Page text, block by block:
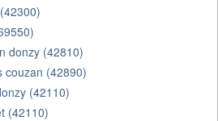
donzy (42810)
couzan (42890)
(42110)
(42110)